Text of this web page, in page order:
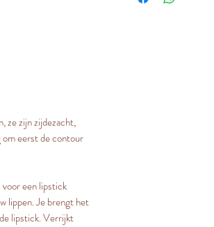
ze zijn zijdezacht,
om eerst de contour
een lipstick
lippen. Je brengt het
lipstick. Verrijkt